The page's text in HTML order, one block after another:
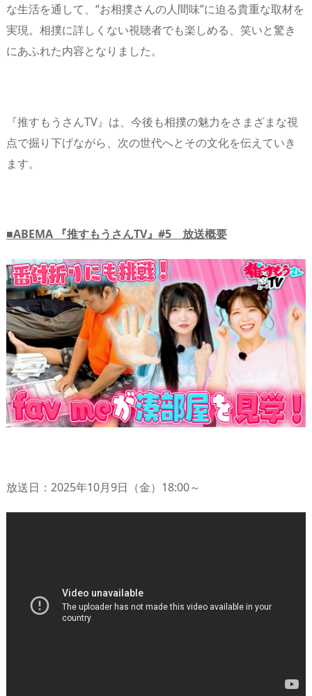
な生活を通して、“お相撲さんの人間味”に迫る貴重な取材を
実現。相撲に詳しくない視聴者でも楽しめる、笑いと驚き
にあふれた内容となりました。
『推すもうさんTV』は、今後も相撲の魅力をさまざまな視
点で掘り下げながら、次の世代へとその文化を伝えていき
ます。
■ABEMA 『推すもうさんTV』#5 放送概要
放送日：2025年10月9日（金）18:00～